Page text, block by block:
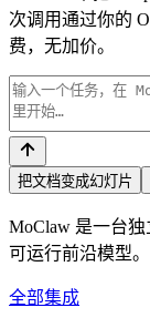
次调用通过你的
费，无加价。
把文档变成幻灯片
MoClaw 是一台
可运行前沿模型。
全部集成